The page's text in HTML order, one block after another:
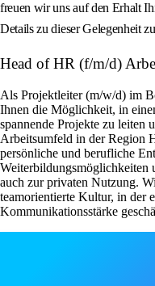
freuen wir uns auf den Erhalt
Details zu dieser Gelegenheit
Head of HR (f/m/d)
Als Projektleiter (m/w/d) im
Ihnen die Möglichkeit, in
spannende Projekte zu leiten
Arbeitsumfeld in der Region
persönliche und berufliche
Weiterbildungsmöglichkeiten
auch zur privaten Nutzung.
teamorientierte Kultur, in der
Kommunikationsstärke